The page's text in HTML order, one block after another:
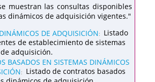
muestran las consultas disponibles
dinámicos de adquisición vigentes."
DE ADQUISICIÓN: Listado
de establecimiento de sistemas
adquisición.
BASADOS EN SISTEMAS DINÁMICOS
: Listado de contratos basados